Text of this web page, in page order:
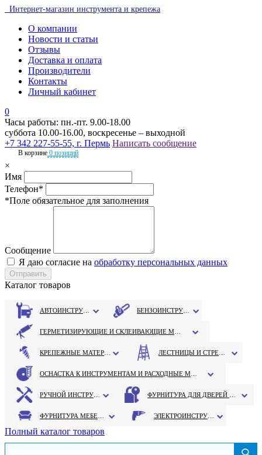
Интернет-магазин инструмента и крепежа
О компании
Новости и статьи
Отзывы
Доставка и оплата
Производители
Контакты
Личный кабинет
0
Часы работы: пн.-пт. 9.00-18.00
суббота 10.00-16.00, воскресенье – выходной
+7 342 227-55-55, г. Пермь Написать сообщение
В корзине 0 позиций
×
Имя
Телефон*
*Поле обязательное для заполнения
Сообщение
Я даю согласие на обработку персональных данных
Каталог товаров
Полный каталог товаров